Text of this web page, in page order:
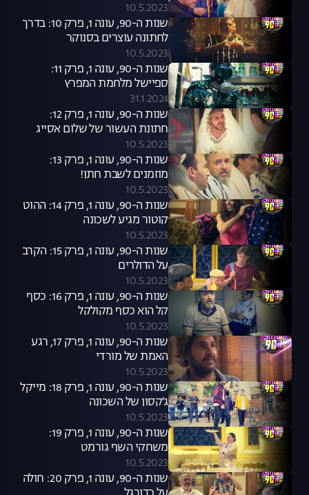
10.5.2023
שנות ה-90, עונה 1, פרק 10: בדרך
לחתונה עוצרים בסנוקר
10.5.2023
שנות ה-90, עונה 1, פרק 11:
ספיישל מלחמת המפרץ
31.1.2024
שנות ה-90, עונה 1, פרק 12:
חתונת העשור של שלום אסייג
10.5.2023
שנות ה-90, עונה 1, פרק 13:
מוזמנים לשבת חתן!
10.5.2023
שנות ה-90, עונה 1, פרק 14: ההוט
קוטור מגיע לשכונה
10.5.2023
שנות ה-90, עונה 1, פרק 15: הקרב
על הדולרים
10.5.2023
שנות ה-90, עונה 1, פרק 16: כסף
קל הוא כסף מקולקל
10.5.2023
שנות ה-90, עונה 1, פרק 17, רגע
האמת של מורדי
10.5.2023
שנות ה-90, עונה 1, פרק 18: מייקל
ג'קסון של השכונה
10.5.2023
שנות ה-90, עונה 1, פרק 19:
משחקי השף גורמט
10.5.2023
שנות ה-90, עונה 1, פרק 20: חולה